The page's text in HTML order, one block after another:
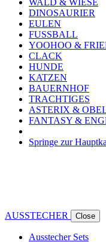
DINOSAURIER
EULEN
FUSSBALL
YOOHOO &
CLACK
HUNDE
KATZEN
BAUERNHOF
TRACHTIGES
ASTERIX &
FANTASY &
Springe zur
AUSSTECHER Close
Ausstecher Sets